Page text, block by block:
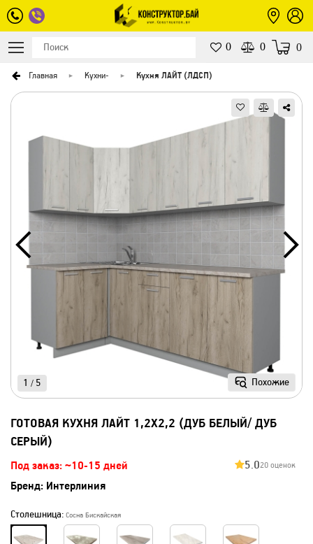
0 0 0
Главная Кухни- Кухня ЛАЙТ (ЛДСП)
Похожие
1 / 5
ГОТОВАЯ КУХНЯ ЛАЙТ 1,2X2,2 (ДУБ БЕЛЫЙ/ ДУБ
СЕРЫЙ)
Под заказ: ~10-15 дней 5.020 оценок
Бренд: Интерлиния
Столешница: Сосна Бискайская